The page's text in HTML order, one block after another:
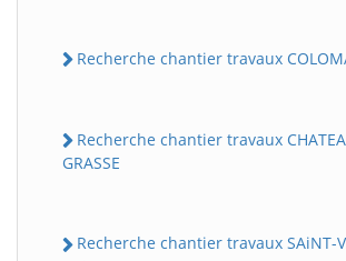
Recherche chantier travaux
Recherche chantier travaux
GRASSE
Recherche chantier travaux SAiNT-